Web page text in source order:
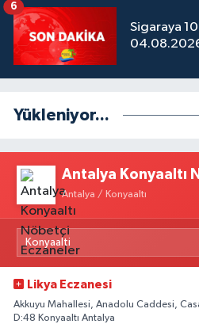
Sigaraya
6
Yükleniyor...
Antalya Konyaaltı
Antalya / Konyaaltı
Likya Eczanesi
Akkuyu Mahallesi, Anadolu Caddesi,
D:48 Konyaaltı Antalya